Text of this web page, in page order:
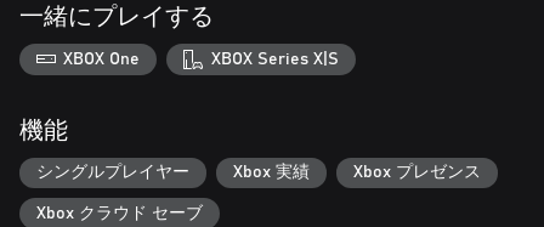
一緒にプレイする
XBOX One XBOX Series X|S
機能
シングルプレイヤー Xbox 実績 Xbox プレゼンス
Xbox クラウド セーブ